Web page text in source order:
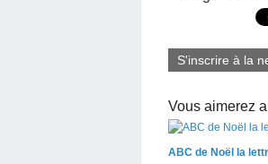
S'inscrire à la
Vous aimerez
ABC de Noël la